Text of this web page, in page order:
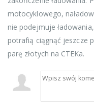
motocyklowego,
nie podejmuje
potrafią ciągnąć jeszcze
parę złotych na CTEKa.